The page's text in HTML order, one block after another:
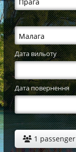
Дата вильоту
Дата повернення
1 passenger